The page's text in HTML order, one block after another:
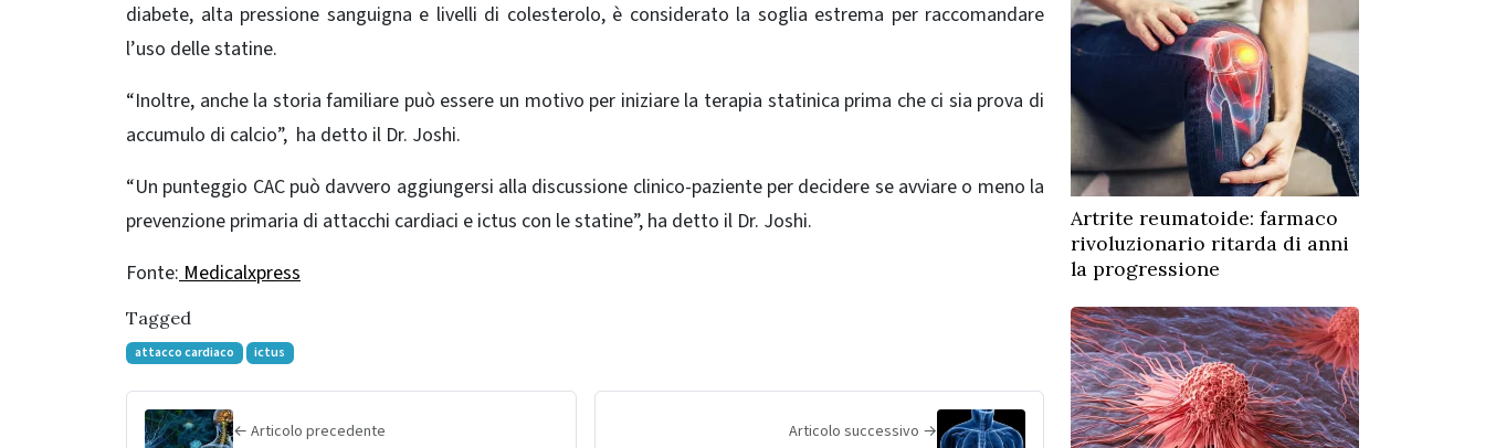
diabete, alta pressione sanguigna e livelli di colesterolo, è considerato la soglia estrema per raccomandare
l’uso delle statine.
“Inoltre, anche la storia familiare può essere un motivo per iniziare la terapia statinica prima che ci sia prova di
accumulo di calcio”, ha detto il Dr. Joshi.
“Un punteggio CAC può davvero aggiungersi alla discussione clinico-paziente per decidere se avviare o meno la
prevenzione primaria di attacchi cardiaci e ictus con le statine”, ha detto il Dr. Joshi.
Fonte:Medicalxpress
Tagged
attacco cardiaco ictus
← Articolo precedente Articolo successivo →
Artrite reumatoide: farmaco
rivoluzionario ritarda di anni
la progressione